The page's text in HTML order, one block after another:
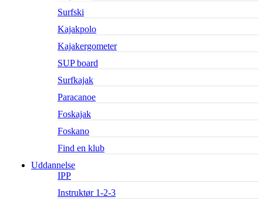
Surfski
Kajakpolo
Kajakergometer
SUP board
Surfkajak
Paracanoe
Foskajak
Foskano
Find en klub
Uddannelse
IPP
Instruktør 1-2-3